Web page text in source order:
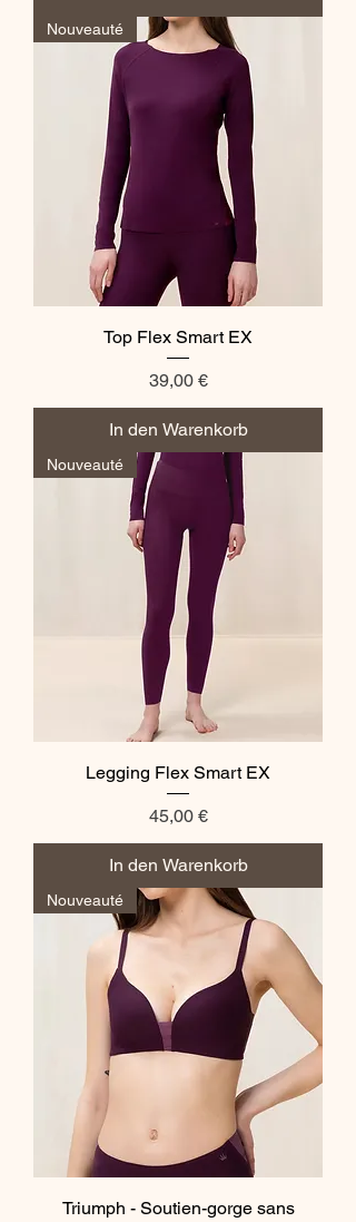
Nouveauté
Top Flex Smart EX
Preis
39,00 €
In den Warenkorb
Nouveauté
Legging Flex Smart EX
Preis
45,00 €
In den Warenkorb
Nouveauté
Triumph - Soutien-gorge sans